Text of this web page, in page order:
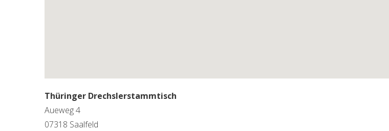
Thüringer Drechslerstammtisch
Aueweg 4
07318 Saalfeld